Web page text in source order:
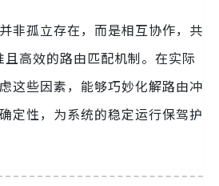
非孤立存在，而是相互协作，共
且高效的路由匹配机制。在实际
这些因素，能够巧妙化解路由冲
定性，为系统的稳定运行保驾护